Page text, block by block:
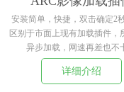
安装简单，快捷，双击确定2
区别于市面上现有加载插件，
异步加载，网速再差也不
详细介绍